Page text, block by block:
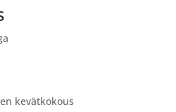
kevätkokous